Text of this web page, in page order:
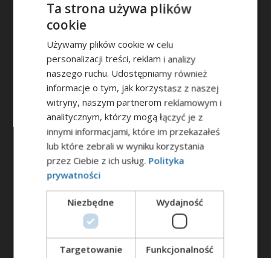
Studia Podyplomowe - 577 538 111
kontakt@ult.edu.pl
podyplomowe@ult.edu.pl
Przejdź do kontaktu
Poznaj nasze kierunki
Zarządzanie
Filologia niemiecka
Ta strona używa plików
cookie
Używamy plików cookie w celu
personalizacji treści, reklam i analizy
naszego ruchu. Udostępniamy również
informacje o tym, jak korzystasz z naszej
witryny, naszym partnerom reklamowym i
analitycznym, którzy mogą łączyć je z
innymi informacjami, które im przekazałeś
lub które zebrali w wyniku korzystania
przez Ciebie z ich usług. Polityka
prywatności
Niezbędne Wydajność
Targetowanie Funkcjonalność